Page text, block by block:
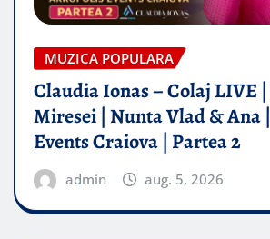
MUZICA POPULARA
Claudia Ionas – Colaj LIVE
Miresei | Nunta Vlad & Ana
Events Craiova | Partea 2
admin aug. 5, 2026